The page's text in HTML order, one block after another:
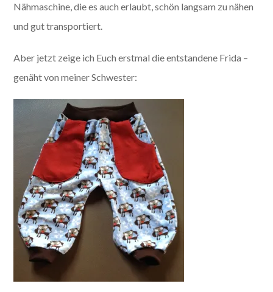
Nähmaschine, die es auch erlaubt, schön langsam zu nähen
und gut transportiert.
Aber jetzt zeige ich Euch erstmal die entstandene Frida –
genäht von meiner Schwester: